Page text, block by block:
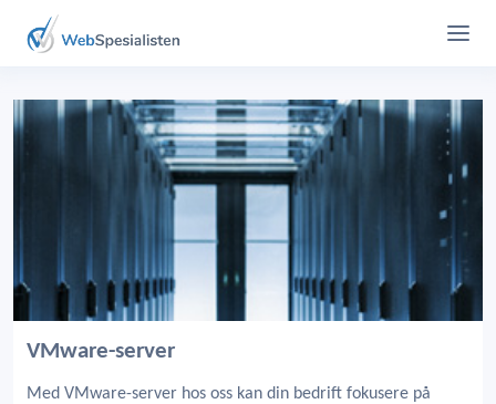
VMware-server
Med VMware-server hos oss kan din bedrift fokusere på